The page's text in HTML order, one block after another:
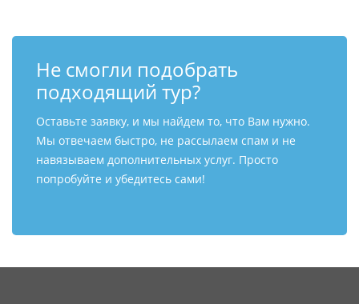
Не смогли подобрать
подходящий тур?
Оставьте заявку, и мы найдем то, что Вам нужно.
Мы отвечаем быстро, не рассылаем спам и не
навязываем дополнительных услуг. Просто
попробуйте и убедитесь сами!